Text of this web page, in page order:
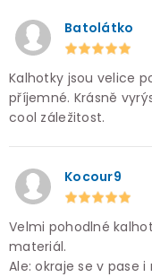
Batolátko
Kalhotky jsou velice
příjemné. Krásně
cool záležitost.
Kocour9
Velmi pohodlné
materiál.
Ale: okraje se v pase